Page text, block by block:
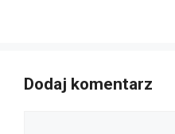
Dodaj komentarz